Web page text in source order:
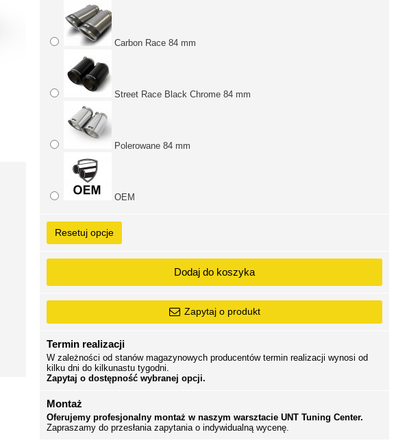
Carbon Race 84 mm
Street Race Black Chrome 84 mm
Polerowane 84 mm
OEM
Resetuj opcje
Dodaj do koszyka
Zapytaj o produkt
Termin realizacji
W zależności od stanów magazynowych producentów termin realizacji wynosi od
kilku dni do kilkunastu tygodni.
Zapytaj o dostępność wybranej opcji.
Montaż
Oferujemy profesjonalny montaż w naszym warsztacie UNT Tuning Center.
Zapraszamy do przesłania zapytania o indywidualną wycenę.